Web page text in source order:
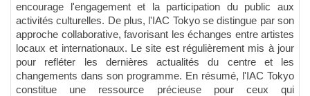
encourage l'engagement et la participation du public aux
activités culturelles. De plus, l'IAC Tokyo se distingue par son
approche collaborative, favorisant les échanges entre artistes
locaux et internationaux. Le site est régulièrement mis à jour
pour refléter les dernières actualités du centre et les
changements dans son programme. En résumé, l'IAC Tokyo
constitue une ressource précieuse pour ceux qui